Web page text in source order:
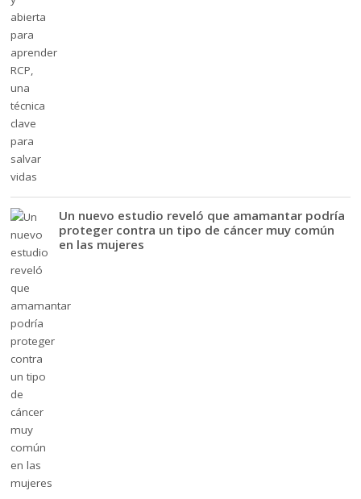
Un nuevo estudio reveló que amamantar podría
proteger contra un tipo de cáncer muy común
en las mujeres